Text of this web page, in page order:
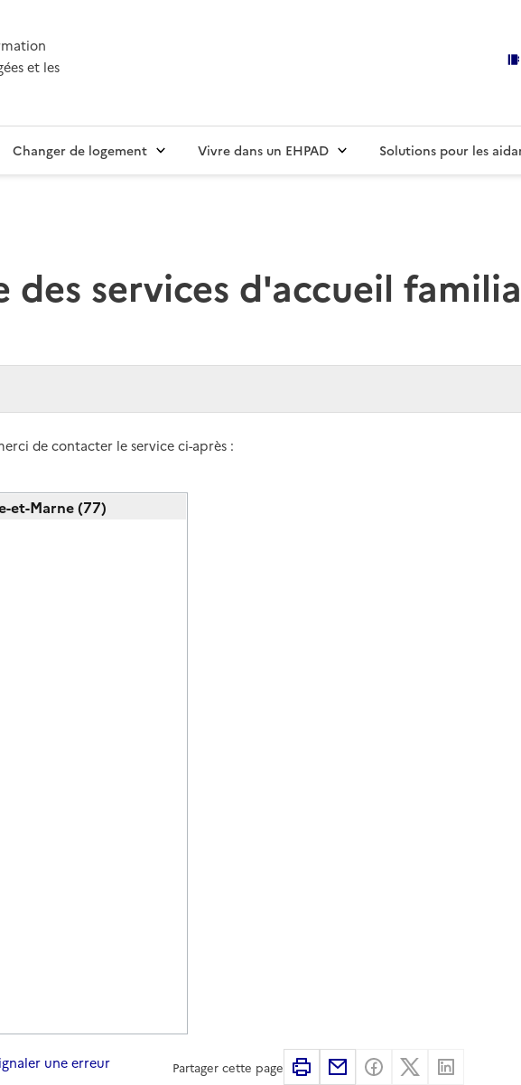
et les
Changer de logement Vivre dans un EHPAD Solutions pour les
des services d'accueil
de contacter le service ci-après :
et-Marne (77)
une erreur Partager cette page ImprimerPartager par email
Partager sur Facebook
Partager sur X